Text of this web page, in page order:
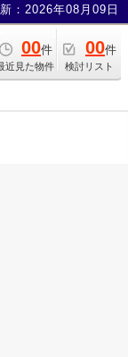
：2026年08月09日
00件
近見た物件
00件
検討リスト